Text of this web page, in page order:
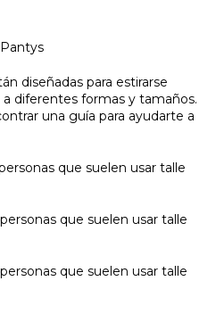
diseñadas para estirarse
diferentes formas y tamaños.
una guía para ayudarte a
que suelen usar talle
que suelen usar talle
que suelen usar talle